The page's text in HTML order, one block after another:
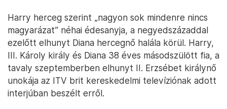
Harry herceg szerint „nagyon sok mindenre nincs
magyarázat” néhai édesanyja, a negyedszázaddal
ezelőtt elhunyt Diana hercegnő halála körül. Harry,
III. Károly király és Diana 38 éves másodszülött fia, a
tavaly szeptemberben elhunyt II. Erzsébet királynő
unokája az ITV brit kereskedelmi televíziónak adott
interjúban beszélt erről.